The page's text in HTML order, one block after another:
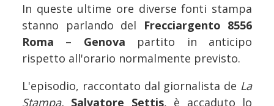
In queste ultime ore diverse fonti stampa
stanno parlando del
Frecciargento 8556
Roma – Genova partito in anticipo
rispetto all'orario normalmente previsto.
L'episodio, raccontato dal giornalista de La
Stampa, Salvatore Settis, è accaduto lo